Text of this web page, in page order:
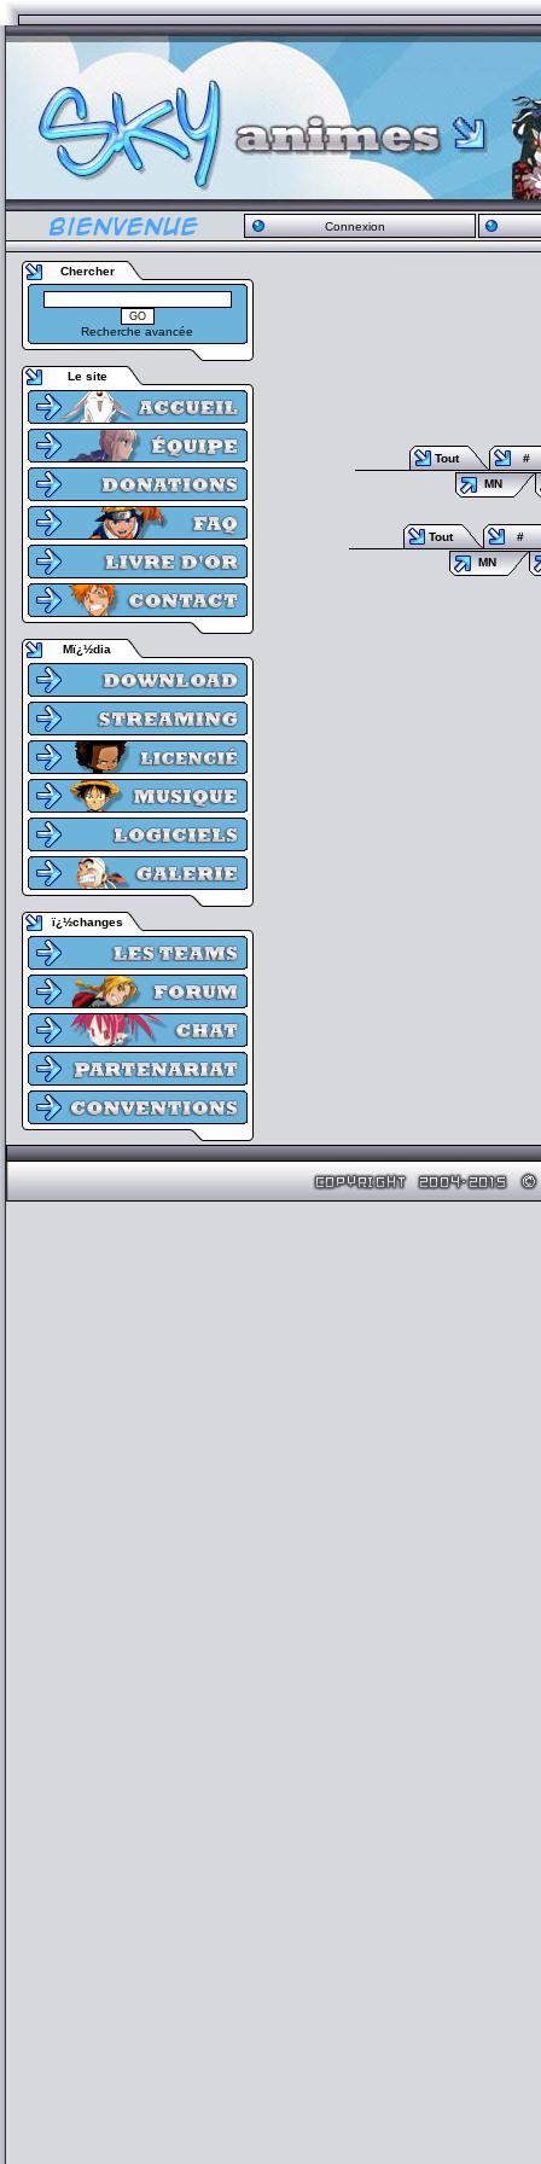
Connexion
Chercher
Recherche avancée
Le site
Mï¿½dia
ï¿½changes
Tout
#
MN
Tout
#
MN